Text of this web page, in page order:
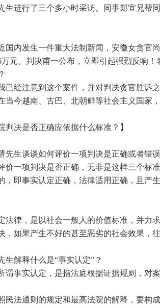
生进行了三个多小时采访。同事郑宜兄帮
内发生一件重大法制新闻，安徽女贪官
元。判决甫一公布，立即引起强烈反响
经注意到这个案件，并对判决贪官胜诉
当今越南、古巴、北朝鲜等社会主义国家
决是否正确应依据什么标准？】
生谈谈如何评价一项判决是正确或者错误
一项判决是否正确，无非是这样三个标
，即事实认定正确，法律适用正确，且产
律，是以社会一般人的价值标准，并力
，如果产生不好的甚至恶劣的社会效果，
解释什么是“事实认定”？
事实认定，是指法庭根据证据规则，对
法通则的规定和最高法院的解释，要构